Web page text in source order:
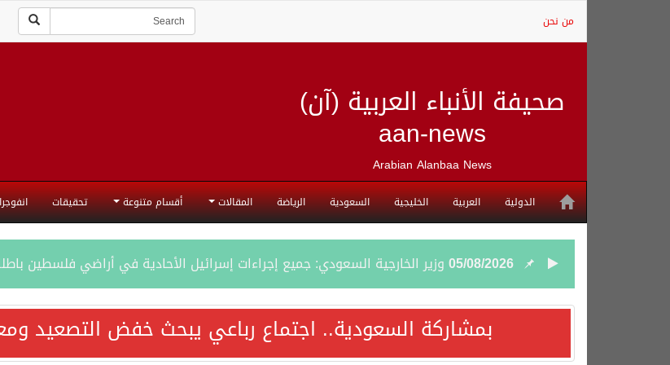
من نحن
صحيفة الأنباء العربية (آن)
aan-news
Arabian Alanbaa News
الدولية العربية الخليجية السعودية الرياضة المقالات أقسام متنوعة تحقيقات
05/08/2026 وزير الخارجية السعودي: جميع إجراءات إسرائيل الأحادية في أراضي فلسطين
05/08/2026جمعية طويق تحقق 97.35% في الحوكمة وتُصنف ضمن الكيانات متناهية الكبر وتحصد شهادة الآيزو للعام الثالث على التوالي
بمشاركة السعودية.. اجتماع رباعي يبحث خفض التصعيد